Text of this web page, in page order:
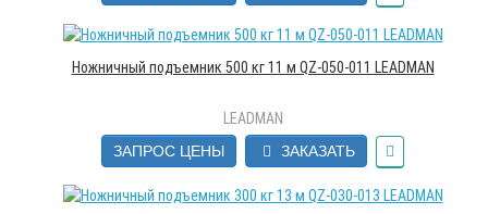
Ножничный подъемник 500 кг 11 м QZ-050-011 LEADMAN
LEADMAN
ЗАПРОС ЦЕНЫ
ЗАКАЗАТЬ